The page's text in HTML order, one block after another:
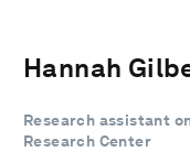
Hannah
Research assistant
Research Center